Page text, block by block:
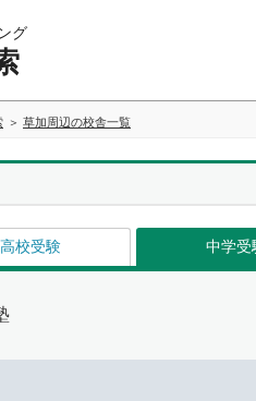
グ
草加周辺の校舎一覧
高校受験 中学受